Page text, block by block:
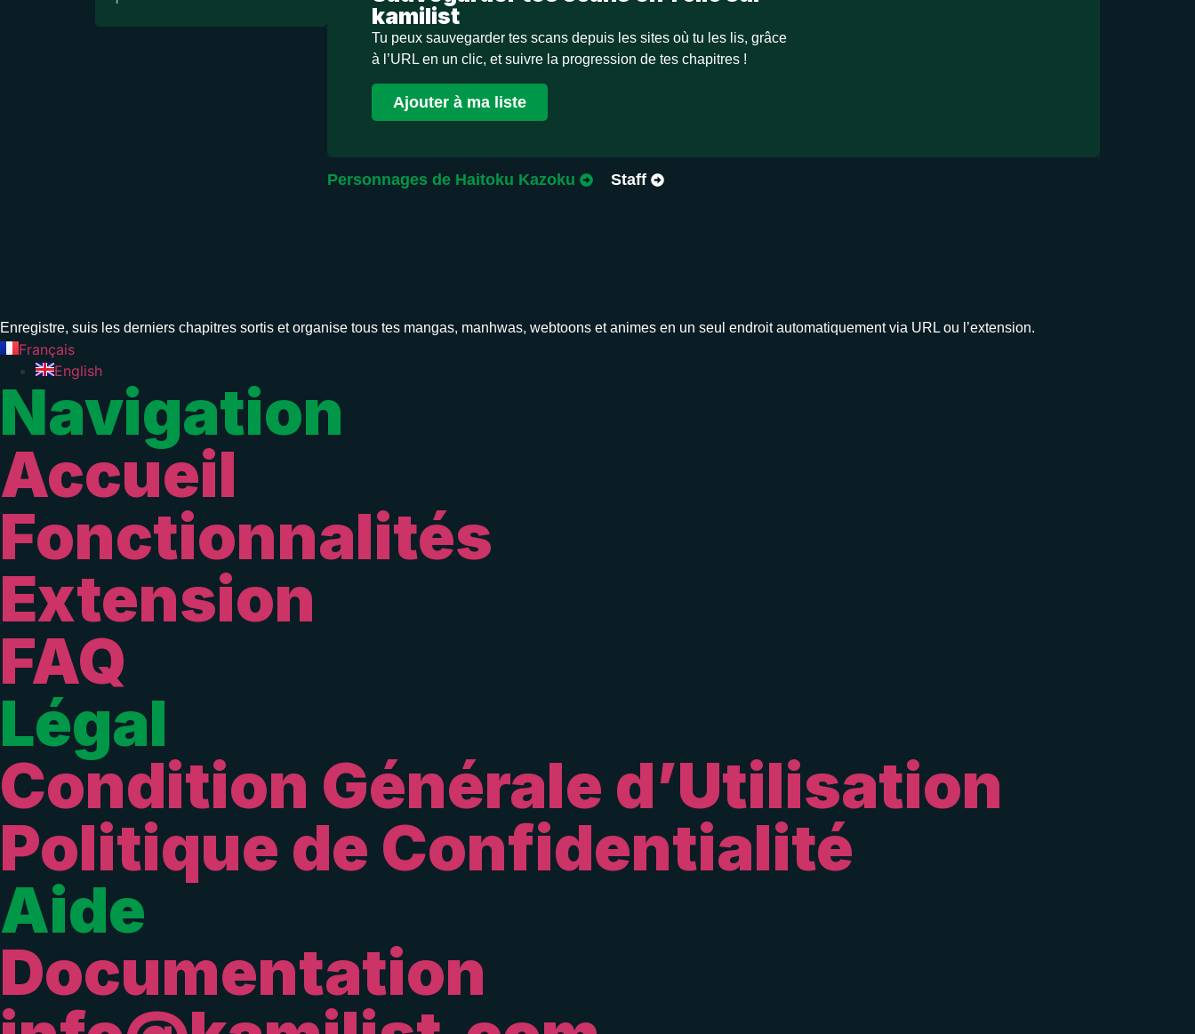
kamilist
Tu peux sauvegarder tes scans depuis les sites où tu les lis, grâce
à l’URL en un clic, et suivre la progression de tes chapitres !
Ajouter à ma liste
Personnages de Haitoku Kazoku Staff
Enregistre, suis les derniers chapitres sortis et organise tous tes mangas, manhwas, webtoons et animes en un seul endroit automatiquement via URL ou l’extension.
Français
English
Navigation
Accueil
Fonctionnalités
Extension
FAQ
Légal
Condition Générale d’Utilisation
Politique de Confidentialité
Aide
Documentation